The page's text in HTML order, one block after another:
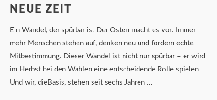
NEUE ZEIT
Ein Wandel, der spürbar ist Der Osten macht es vor: Immer
mehr Menschen stehen auf, denken neu und fordern echte
Mitbestimmung. Dieser Wandel ist nicht nur spürbar – er wird
im Herbst bei den Wahlen eine entscheidende Rolle spielen.
Und wir, dieBasis, stehen seit sechs Jahren …